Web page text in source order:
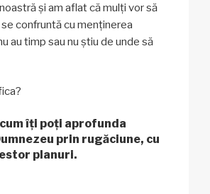
și am aflat că mulți vor să
confruntă cu menținerea
au timp sau nu știu de unde să
îți poți aprofunda
prin rugăciune, cu
planuri.